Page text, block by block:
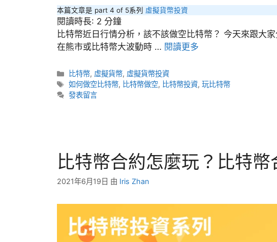
本篇文章是 part 4 of 5系列 虛擬貨幣投資
閱讀時長: 2 分鐘
比特幣近日行情分析，該不該做空比特幣？ 今天來跟大
在熊市或比特幣大波動時 … 閱讀更多
分
類
比特幣, 虛擬貨幣, 虛擬貨幣投資
標
籤
如何做空比特幣, 比特幣做空, 比特幣投資,玩比特幣
發表留言
比特幣合約怎麼玩？比特
2021年6月19日 由 Iris Zhan